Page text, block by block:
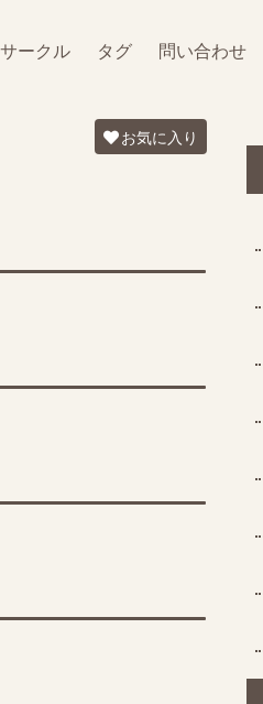
サークル タグ 問い合わせ
お気に入り